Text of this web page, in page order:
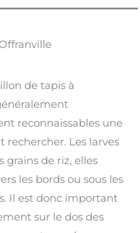
de tapis à
reconnaissables une
rechercher. Les larves
grains de riz, elles
les bords ou sous les
Il est donc important
sur le dos des